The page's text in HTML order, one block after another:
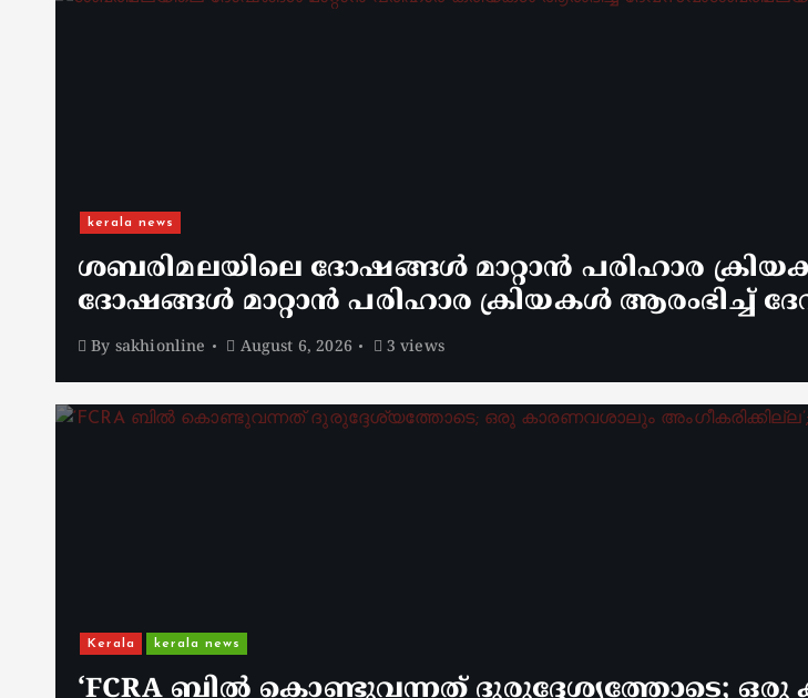
kerala news
ശബരിമലയിലെ ദോഷങ്ങൾ മാറ്റാൻ പരിഹാര
ദോഷങ്ങൾ മാറ്റാൻ പരിഹാര ക്രിയകൾ ആരംഭിച്ച്
By sakhionline August 6, 2026 3 views
Kerala kerala news
‘FCRA ബിൽ കൊണ്ടുവന്നത് ദുരുദ്ദേശ്യത്തോടെ; ഒരു